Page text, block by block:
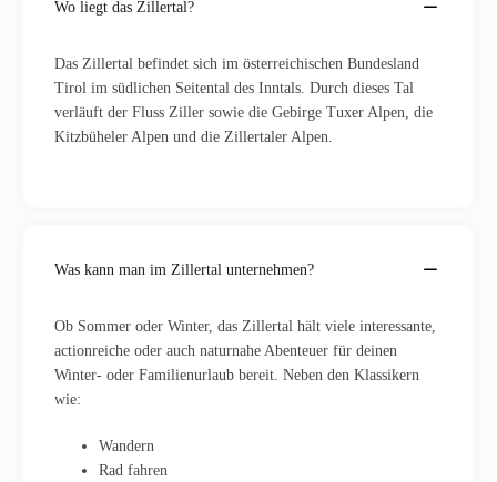
Wo liegt das Zillertal?
Das Zillertal befindet sich im österreichischen Bundesland
Tirol im südlichen Seitental des Inntals. Durch dieses Tal
verläuft der Fluss Ziller sowie die Gebirge Tuxer Alpen, die
Kitzbüheler Alpen und die Zillertaler Alpen.
Was kann man im Zillertal unternehmen?
Ob Sommer oder Winter, das Zillertal hält viele interessante,
actionreiche oder auch naturnahe Abenteuer für deinen
Winter- oder Familienurlaub bereit. Neben den Klassikern
wie:
Wandern
Rad fahren